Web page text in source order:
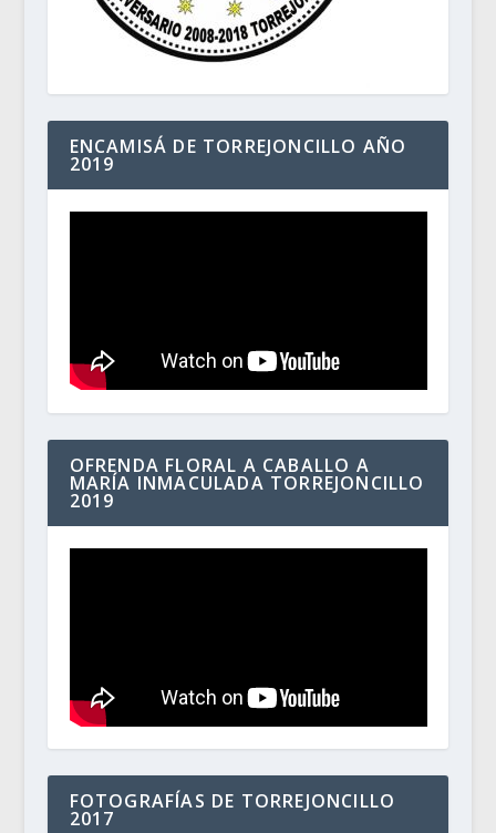
ENCAMISÁ DE TORREJONCILLO AÑO
2019
OFRENDA FLORAL A CABALLO A
MARÍA INMACULADA TORREJONCILLO
2019
FOTOGRAFÍAS DE TORREJONCILLO
2017